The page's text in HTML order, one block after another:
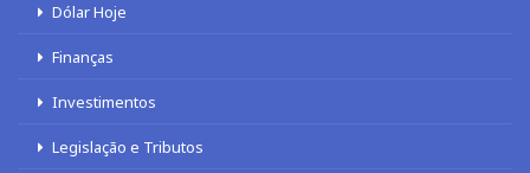
Dólar Hoje
Finanças
Investimentos
Legislação e Tributos